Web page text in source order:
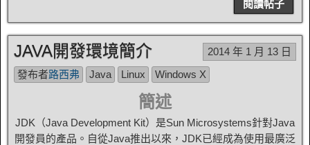
閱讀帖子
JAVA開發環境簡介
2014 年 1 月 13 日
發布者路西弗 Java Linux Windows X
簡述
JDK（Java Development Kit）是Sun Microsystems針對Java
開發員的產品。自從Java推出以來，JDK已經成為使用最廣泛